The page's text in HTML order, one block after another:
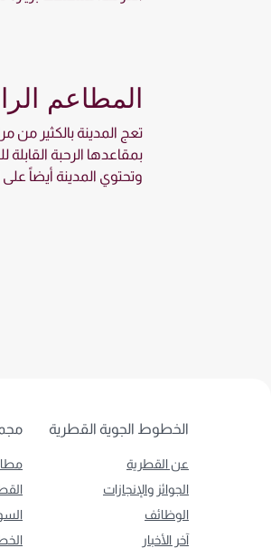
المطاعم
تعج المدينة بالكثير من
بمقاعدها الرحبة
وتحتوي المدينة أيضاً
الخطوط الجوية القطرية
عن القطرية
الجوائز والإنجازات
الوظائف
آخر الأخبار